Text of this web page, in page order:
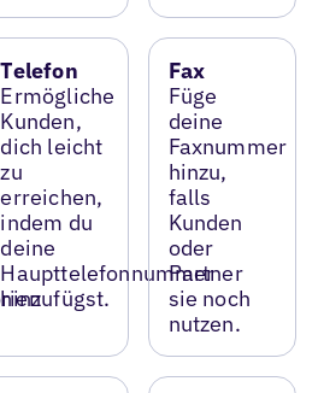
Telefon
Ermögliche
Kunden,
dich leicht
zu
erreichen,
indem du
deine
Haupttelefonnummer
hinzufügst.
Fax
Füge
deine
Faxnummer
hinzu,
falls
Kunden
oder
Partner
sie noch
nutzen.